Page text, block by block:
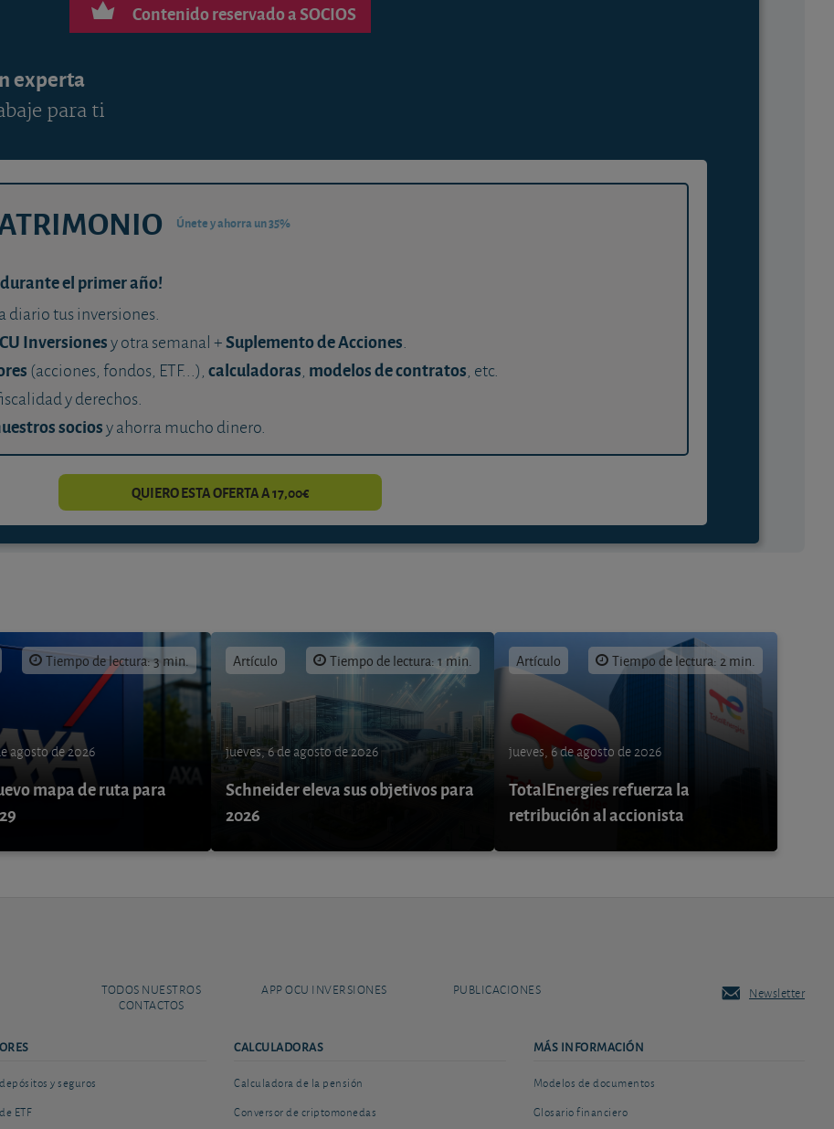
Contenido reservado a SOCIOS
experta
para ti
Únete y ahorra un 35%
durante el primer año!
diario tus inversiones.
Inversionesy otra semanal +Suplemento de Acciones.
(acciones, fondos, ETF...), calculadoras, modelos de contratos, etc.
y derechos.
sociosy ahorra mucho dinero.
QUIERO ESTA OFERTA A 17,00€
Tiempo de lectura: 3 min.
agosto de 2026
mapa de ruta para
Artículo Tiempo de lectura: 1 min.
jueves, 6 de agosto de 2026
Schneider eleva sus objetivos para
2026
Artículo Tiempo de lectura: 2 min.
jueves, 6 de agosto de 2026
TotalEnergies refuerza la
retribución al accionista
TODOS NUESTROS
CONTACTOS
APP OCU INVERSIONES PUBLICACIONES Newsletter
y seguros
ETF
CALCULADORAS
Calculadora de la pensión
Conversor de criptomonedas
MÁS INFORMACIÓN
Modelos de documentos
Glosario financiero